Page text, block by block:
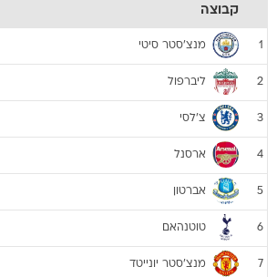
קבוצה
1 מנצ'סטר סיטי
2 ליברפול
3 צ'לסי
4 ארסנל
5 אברטון
6 טוטנהאם
7 מנצ'סטר יונייטד